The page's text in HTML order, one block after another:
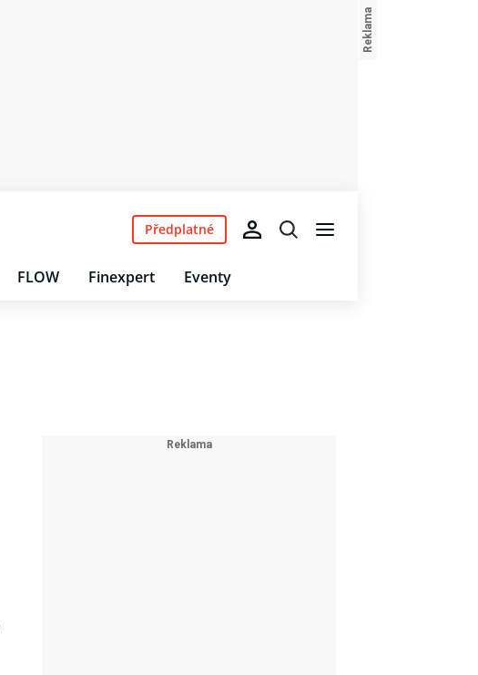
FLOW Finexpert Eventy
Předplatné